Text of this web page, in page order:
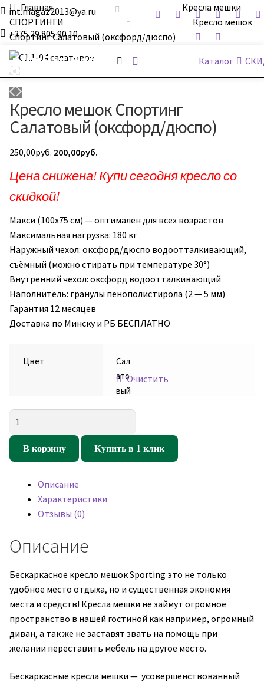
int.magaz2013@ya.ru
+375 29 805 90 10
ДримБэг.бай Каталог
Главная
Кресла мешки
СПОРТИНГИ
Кресло мешок
Спортинг Салатовый (оксфорд/дюспо)
Кресло мешок Спортинг
Салатовый (оксфорд/дюспо)
250,00руб. Первоначальная
составляла
250,00руб..
200,00руб.
200,00руб..
Цена снижена! Купи сегодня кресло со
скидкой!
Макси (100х75 см) — оптимален для всех возрастов
Максимальная нагрузка: 180 кг
Наружный чехол: оксфорд/дюспо водоотталкивающий,
съёмный (можно стирать при температуре 30°)
Внутренний чехол: оксфорд водоотталкивающий
Наполнитель: гранулы пенополистирола (2 — 5 мм)
Гарантия 12 месяцев
Доставка по Минску и РБ БЕСПЛАТНО
Цвет
Сал
ато
вый
Очистить
Кресло
мешок
Салатовый
(оксфорд/
дюспо)
В корзину Купить в 1 клик
Описание
Характеристики
Отзывы (0)
Описание
Бескаркасное кресло мешок Sporting это не только
удобное место отдыха, но и существенная экономия
места и средств! Кресла мешки не займут огромное
пространство в нашей гостиной как например, огромный
диван, а так же не заставят звать на помощь при
желании переставить мебель на другое место.
Бескаркасные кресла мешки — усовершенствованный